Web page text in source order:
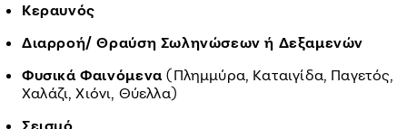
Κεραυνός
Διαρροή/ Θραύση Σωληνώσεων ή Δεξαμενών
Φυσικά Φαινόμενα(Πλημμύρα, Καταιγίδα, Παγετός,
Χαλάζι, Χιόνι, Θύελλα)
Σεισμό